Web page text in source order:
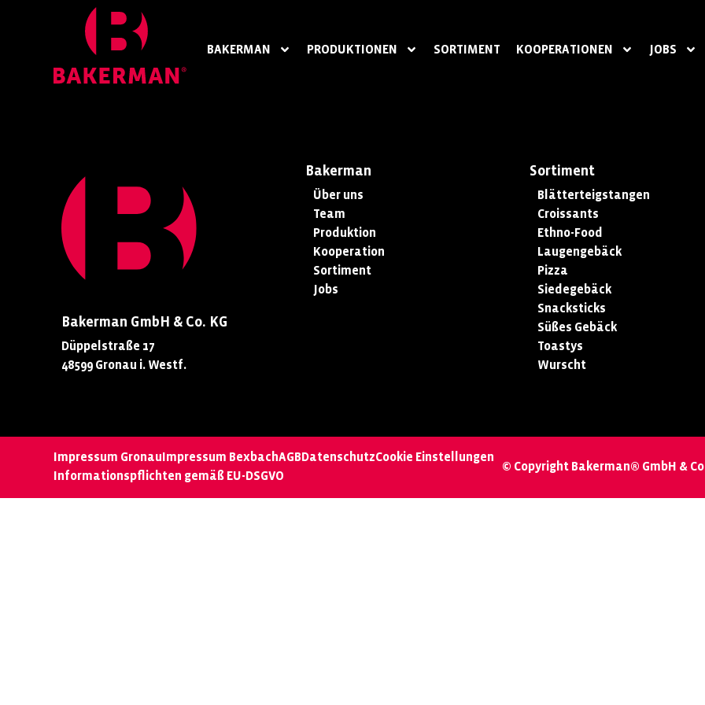
BAKERMAN PRODUKTIONEN SORTIMENT KOOPERATIONEN JOBS
Bakerman GmbH & Co. KG
Düppelstraße 17
48599 Gronau i. Westf.
Bakerman
Über uns
Team
Produktion
Kooperation
Sortiment
Jobs
Sortiment
Blätterteigstangen
Croissants
Ethno-Food
Laugengebäck
Pizza
Siedegebäck
Snacksticks
Süßes Gebäck
Toastys
Wurscht
Impressum GronauImpressum BexbachAGBDatenschutzCookie Einstellungen
Informationspflichten gemäß EU-DSGVO
© Copyright Bakerman® GmbH &